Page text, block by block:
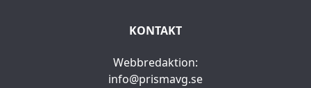
KONTAKT
Webbredaktion:
info@prismavg.se